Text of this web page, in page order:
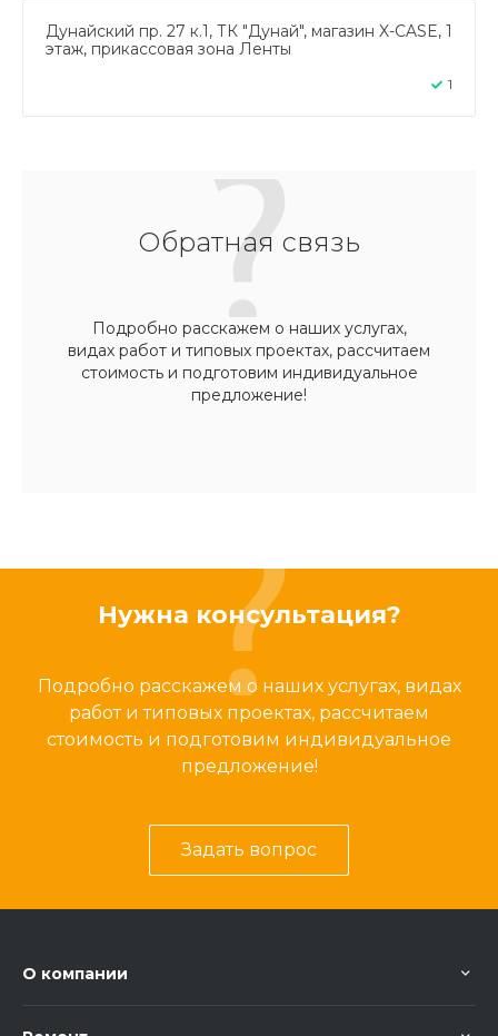
Дунайский пр. 27 к.1, ТК "Дунай", магазин X-CASE, 1
этаж, прикассовая зона Ленты
1
Обратная связь
Подробно расскажем о наших услугах,
видах работ и типовых проектах, рассчитаем
стоимость и подготовим индивидуальное
предложение!
Нужна консультация?
Подробно расскажем о наших услугах, видах
работ и типовых проектах, рассчитаем
стоимость и подготовим индивидуальное
предложение!
Задать вопрос
О компании